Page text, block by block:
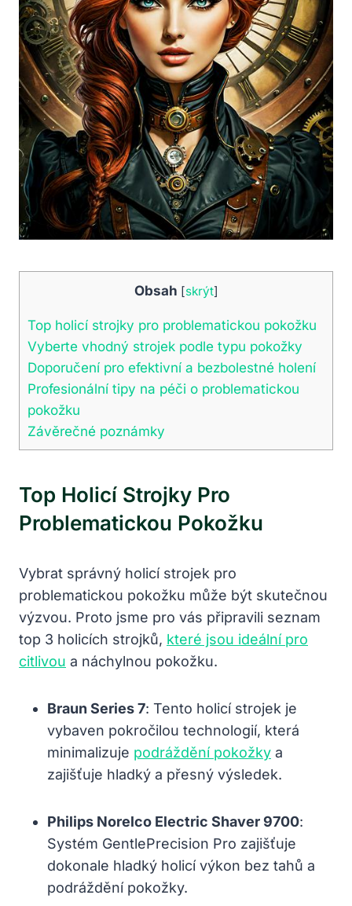
Obsah [skrýt]
Top holicí strojky pro problematickou pokožku
Vyberte vhodný strojek podle typu pokožky
Doporučení pro efektivní a bezbolestné holení
Profesionální tipy na péči o problematickou
pokožku
Závěrečné poznámky
Top Holicí Strojky Pro
Problematickou Pokožku
Vybrat správný holicí strojek pro
problematickou pokožku může být skutečnou
výzvou. Proto jsme pro vás připravili seznam
top 3 holicích strojků, které jsou ideální pro
citlivou a náchylnou pokožku.
Braun Series 7: Tento holicí strojek je
vybaven pokročilou technologií, která
minimalizuje podráždění pokožky a
zajišťuje hladký a přesný výsledek.
Philips Norelco Electric Shaver 9700:
Systém GentlePrecision Pro zajišťuje
dokonale hladký holicí výkon bez tahů a
podráždění pokožky.